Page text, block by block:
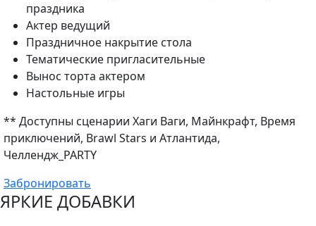
праздника
Актер ведущий
Праздничное накрытие стола
Тематические пригласительные
Вынос торта актером
Настольные игры
** Доступны сценарии Хаги Ваги, Майнкрафт, Время
приключений, Brawl Stars и Атлантида,
Челлендж_PARTY
Забронировать
ЯРКИЕ ДОБАВКИ